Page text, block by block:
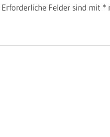
Erforderliche Felder sind mit *